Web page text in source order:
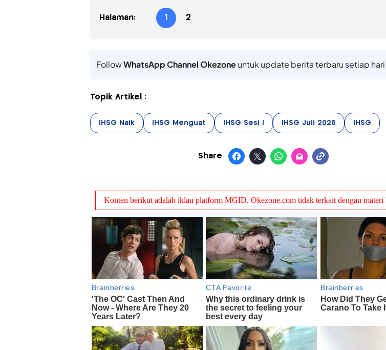
Halaman: 1 2
FollowWhatsApp Channel Okezoneuntuk update berita terbaru setiap hari
Topik Artikel :
IHSG Naik IHSG Menguat IHSG Sesi I IHSG Juli 2026 IHSG
Share